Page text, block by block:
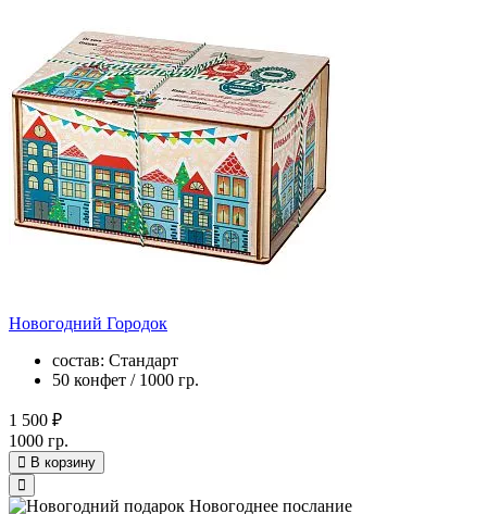
Новогодний Городок
состав: Стандарт
50 конфет / 1000 гр.
1 500 ₽
1000 гр.
В корзину